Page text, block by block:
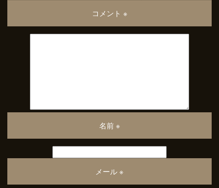
コメント ※
名前※
メール※